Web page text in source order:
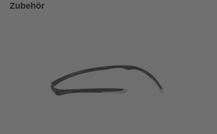
Zubehör